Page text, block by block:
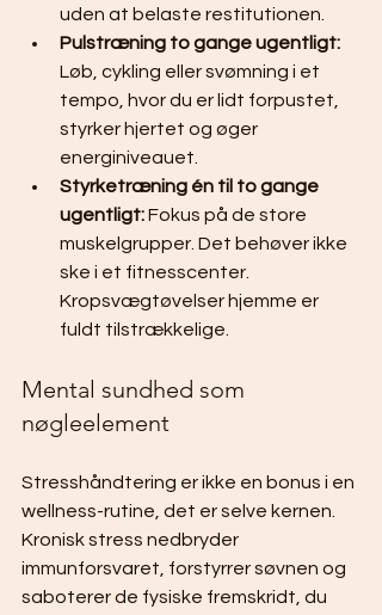
uden at belaste restitutionen.
Pulstræning to gange ugentligt:
Løb, cykling eller svømning i et
tempo, hvor du er lidt forpustet,
styrker hjertet og øger
energiniveauet.
Styrketræning én til to gange
ugentligt: Fokus på de store
muskelgrupper. Det behøver ikke
ske i et fitnesscenter.
Kropsvægtøvelser hjemme er
fuldt tilstrækkelige.
Mental sundhed som
nøgleelement
Stresshåndtering er ikke en bonus i en
wellness-rutine, det er selve kernen.
Kronisk stress nedbryder
immunforsvaret, forstyrrer søvnen og
saboterer de fysiske fremskridt, du